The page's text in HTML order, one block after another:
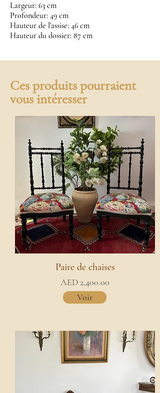
Largeur: 63 cm
Profondeur: 49 cm
Hauteur de l'assise: 46 cm
Hauteur du dossier: 87 cm
Ces produits pourraient
vous intéresser
Paire de chaises
AED 2,400.00
Voir